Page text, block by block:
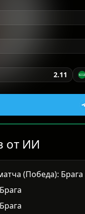
2.11
от ИИ
(Победа): Брага
Брага
Брага